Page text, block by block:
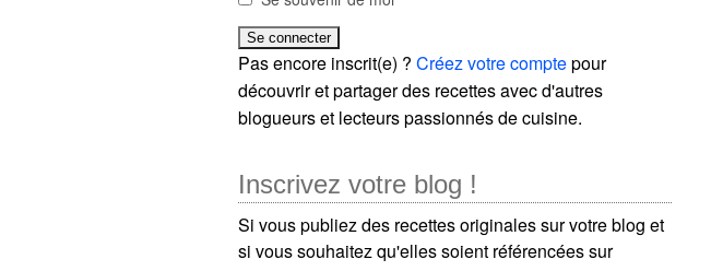
Pas encore inscrit(e) ?Créez votre comptepour
découvrir et partager des recettes avec d'autres
blogueurs et lecteurs passionnés de cuisine.
Inscrivez votre blog !
Si vous publiez des recettes originales sur votre blog et
si vous souhaitez qu'elles soient référencées sur